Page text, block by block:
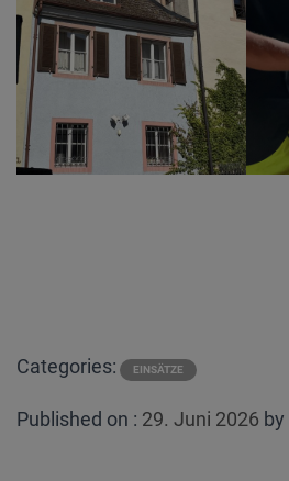
Categories: EINSÄTZE
Published on : Posted
29. Juni 2026 by